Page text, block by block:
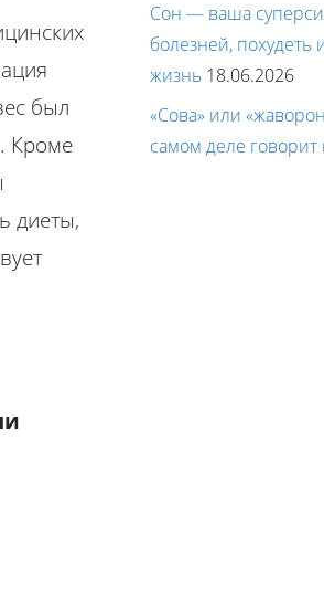
был
Кроме
диеты,
Сон — ваша
болезней, похудеть
жизнь 18.06.2026
«Сова» или
самом деле говорит